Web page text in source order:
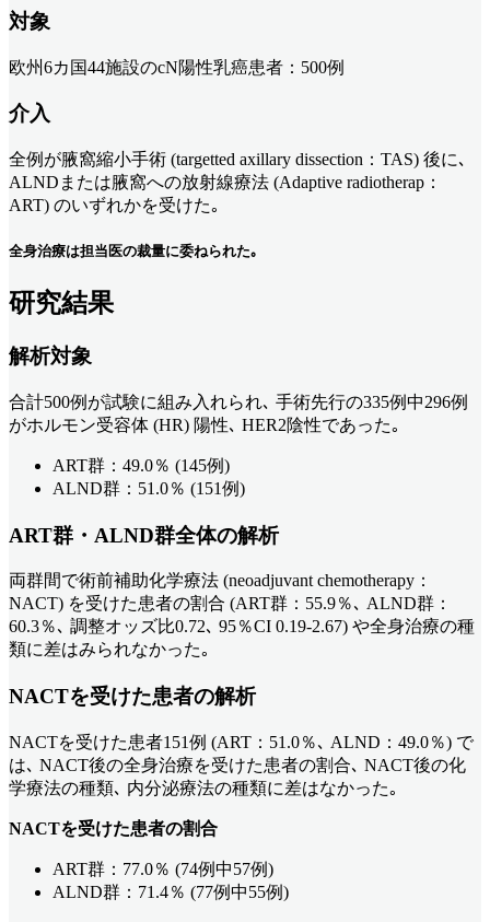
対象
欧州6カ国44施設のcN陽性乳癌患者：500例
介入
全例が腋窩縮小手術 (targetted axillary dissection：TAS) 後に､
ALNDまたは腋窩への放射線療法 (Adaptive radiotherap：
ART) のいずれかを受けた｡
全身治療は担当医の裁量に委ねられた｡
研究結果
解析対象
合計500例が試験に組み入れられ､ 手術先行の335例中296例
がホルモン受容体 (HR) 陽性､ HER2陰性であった｡
ART群：49.0％ (145例)
ALND群：51.0％ (151例)
ART群・ALND群全体の解析
両群間で術前補助化学療法 (neoadjuvant chemotherapy：
NACT) を受けた患者の割合 (ART群：55.9％､ ALND群：
60.3％､ 調整オッズ比0.72､ 95％CI 0.19-2.67) や全身治療の種
類に差はみられなかった｡
NACTを受けた患者の解析
NACTを受けた患者151例 (ART：51.0％､ ALND：49.0％) で
は､ NACT後の全身治療を受けた患者の割合､ NACT後の化
学療法の種類､ 内分泌療法の種類に差はなかった｡
NACTを受けた患者の割合
ART群：77.0％ (74例中57例)
ALND群：71.4％ (77例中55例)